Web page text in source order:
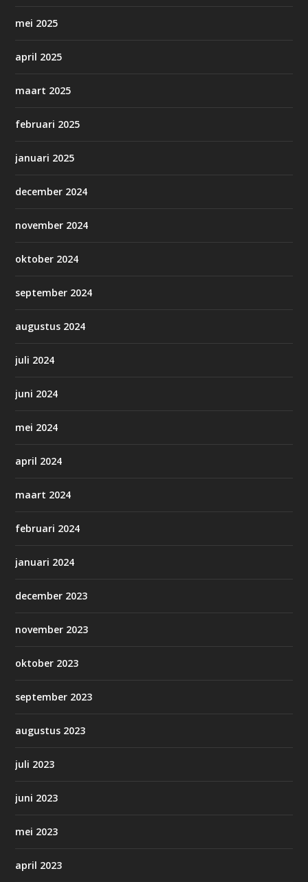
mei 2025
april 2025
maart 2025
februari 2025
januari 2025
december 2024
november 2024
oktober 2024
september 2024
augustus 2024
juli 2024
juni 2024
mei 2024
april 2024
maart 2024
februari 2024
januari 2024
december 2023
november 2023
oktober 2023
september 2023
augustus 2023
juli 2023
juni 2023
mei 2023
april 2023